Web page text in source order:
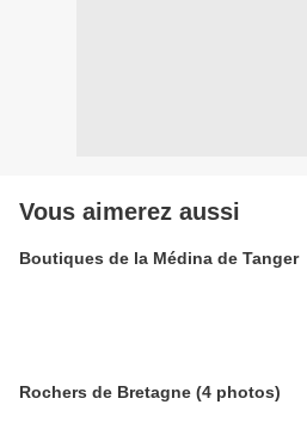
Vous aimerez aussi
Boutiques de la Médina de Tanger
Rochers de Bretagne (4 photos)